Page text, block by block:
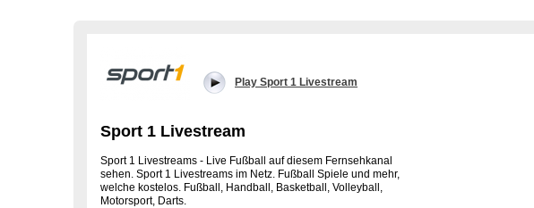
Play Sport 1 Livestream
Sport 1 Livestream
Sport 1 Livestreams - Live Fußball auf diesem Fernsehkanal
sehen. Sport 1 Livestreams im Netz. Fußball Spiele und mehr,
welche kostelos. Fußball, Handball, Basketball, Volleyball,
Motorsport, Darts.